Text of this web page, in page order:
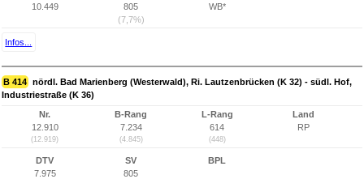
10.449
805
(7,7%)
WB*
Infos...
B 414 nördl. Bad Marienberg (Westerwald), Ri. Lautzenbrücken (K 32) - südl. Hof,
Industriestraße (K 36)
Nr.
12.910
(12.919)
B-Rang
7.234
(4.845)
L-Rang
614
(448)
Land
RP
DTV
7.975
SV
805
BPL